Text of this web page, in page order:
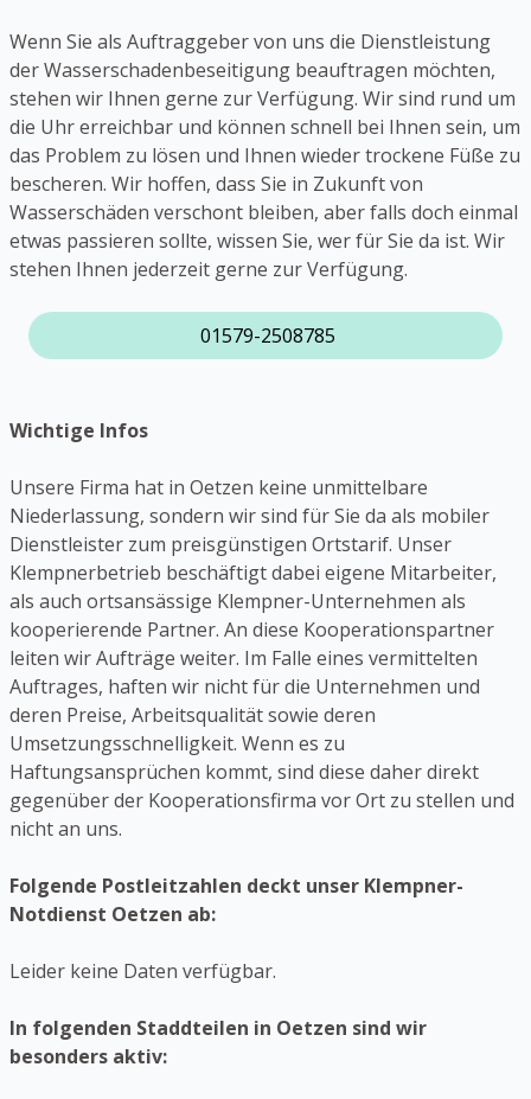
Wenn Sie als Auftraggeber von uns die Dienstleistung
der Wasserschadenbeseitigung beauftragen möchten,
stehen wir Ihnen gerne zur Verfügung. Wir sind rund um
die Uhr erreichbar und können schnell bei Ihnen sein, um
das Problem zu lösen und Ihnen wieder trockene Füße zu
bescheren. Wir hoffen, dass Sie in Zukunft von
Wasserschäden verschont bleiben, aber falls doch einmal
etwas passieren sollte, wissen Sie, wer für Sie da ist. Wir
stehen Ihnen jederzeit gerne zur Verfügung.
01579-2508785
Wichtige Infos
Unsere Firma hat in Oetzen keine unmittelbare
Niederlassung, sondern wir sind für Sie da als mobiler
Dienstleister zum preisgünstigen Ortstarif. Unser
Klempnerbetrieb beschäftigt dabei eigene Mitarbeiter,
als auch ortsansässige Klempner-Unternehmen als
kooperierende Partner. An diese Kooperationspartner
leiten wir Aufträge weiter. Im Falle eines vermittelten
Auftrages, haften wir nicht für die Unternehmen und
deren Preise, Arbeitsqualität sowie deren
Umsetzungsschnelligkeit. Wenn es zu
Haftungsansprüchen kommt, sind diese daher direkt
gegenüber der Kooperationsfirma vor Ort zu stellen und
nicht an uns.
Folgende Postleitzahlen deckt unser Klempner-
Notdienst Oetzen ab:
Leider keine Daten verfügbar.
In folgenden Staddteilen in Oetzen sind wir
besonders aktiv: